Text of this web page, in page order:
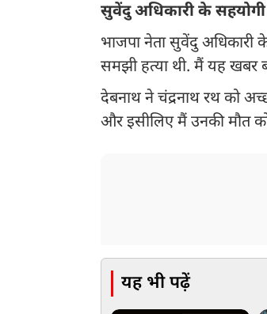
सुवेंदु अधिकारी के
भाजपा नेता सुवेंदु अधिकारी
समझी हत्या थी. मैं यह खबर
देबनाथ ने चंद्रनाथ रथ को
और इसीलिए मैं उनकी मौत को
यह भी पढ़ें